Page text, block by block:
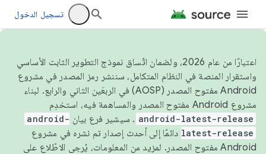
تسجيل الدخول
اعتبارًا من عام 2026، ولضمان اتّساق نموذج التطوير الثابت الأساسي
واستقرار المنصة في النظام المتكامل، سننشر رمز المصدر في مشروع
Android مفتوح المصدر (AOSP) في الربعَين الثاني والرابع. لبناء
مشروع Android مفتوح المصدر والمساهمة فيه، استخدِم
android-latest-release . سيشير فرع بيان android-
latest-release دائمًا إلى أحدث إصدار تم نشره في مشروع
Android مفتوح المصدر. لمزيد من المعلومات، يُرجى الاطّلاع على